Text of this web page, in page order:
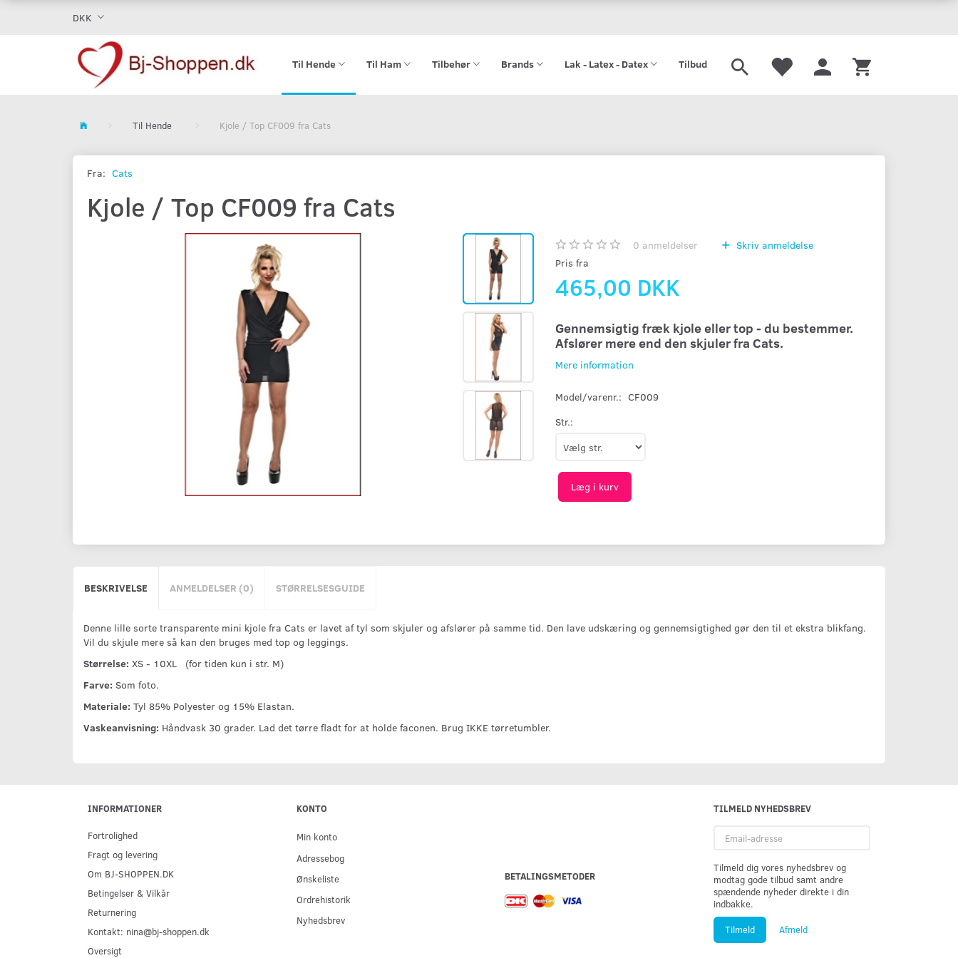
DKK
Til Hende Til Ham Tilbehør Brands Lak - Latex - Datex Tilbud
Til Hende Kjole / Top CF009 fra Cats
Fra: Cats
Kjole / Top CF009 fra Cats
0 anmeldelser
Skriv anmeldelse
Pris fra
465,00 DKK
Gennemsigtig fræk kjole eller top - du bestemmer.
Afslører mere end den skjuler fra Cats.
Mere information
Model/varenr.: CF009
Str.:
Læg i kurv
BESKRIVELSE ANMELDELSER (0) STØRRELSESGUIDE
Denne lille sorte transparente mini kjole fra Cats er lavet af tyl som skjuler og afslører på samme tid. Den lave udskæring og gennemsigtighed gør den til et ekstra blikfang.
Vil du skjule mere så kan den bruges med top og leggings.
Størrelse: XS - 10XL (for tiden kun i str. M)
Farve: Som foto.
Materiale: Tyl 85% Polyester og 15% Elastan.
Vaskeanvisning: Håndvask 30 grader. Lad det tørre fladt for at holde faconen. Brug IKKE tørretumbler.
INFORMATIONER
Fortrolighed
Fragt og levering
Om BJ-SHOPPEN.DK
Betingelser & Vilkår
Returnering
Kontakt: nina@bj-shoppen.dk
Oversigt
KONTO
Min konto
Adressebog
Ønskeliste
Ordrehistorik
Nyhedsbrev
BETALINGSMETODER
TILMELD NYHEDSBREV
adresse
Tilmeld dig vores nyhedsbrev og
modtag gode tilbud samt andre
spændende nyheder direkte i din
indbakke.
Tilmeld Afmeld